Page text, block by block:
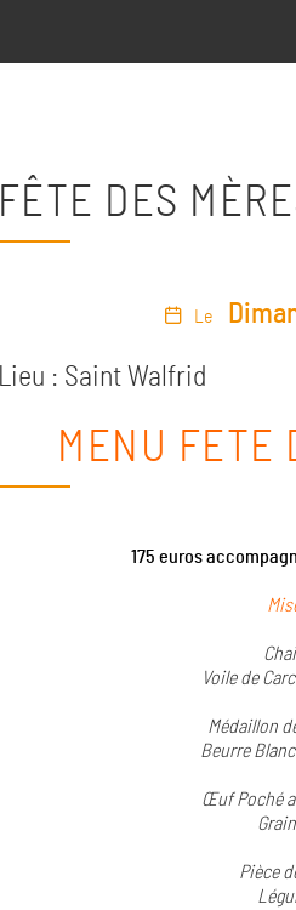
FÊTE DES
Le
Lieu : Saint Walfrid
MENU FETE
175 euros
Voile de
Médaillon
Beurre
Œuf Poché
Pièce